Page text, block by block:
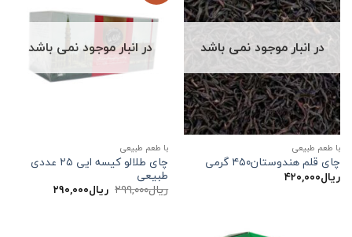
در انبار موجود نمی باشد
با طعم طبیعی
چای قلم هندوستان۴۵۰ گرمی
ریال۴۲۰,۰۰۰
در انبار موجود نمی باشد
با طعم طبیعی
چای طلالو کیسه ایی ۲۵ عددی
طبیعی
ریال۲۹۹,۰۰۰ قیمت
اصلی:
ریال۲۹۰,۰۰۰قیمت
فعلی: